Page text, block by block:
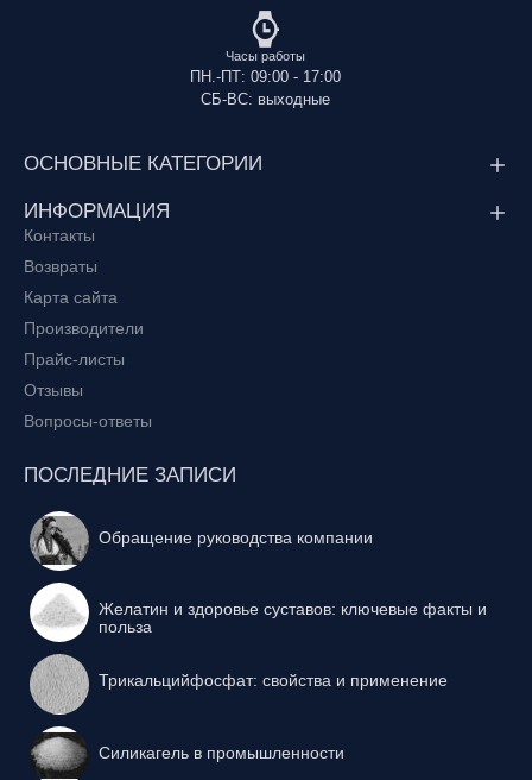
Часы работы
ПН.-ПТ: 09:00 - 17:00
СБ-ВС: выходные
ОСНОВНЫЕ КАТЕГОРИИ
ИНФОРМАЦИЯ
Контакты
Возвраты
Карта сайта
Производители
Прайс-листы
Отзывы
Вопросы-ответы
ПОСЛЕДНИЕ ЗАПИСИ
Обращение руководства компании
Желатин и здоровье суставов: ключевые факты и
польза
Трикальцийфосфат: свойства и применение
Силикагель в промышленности